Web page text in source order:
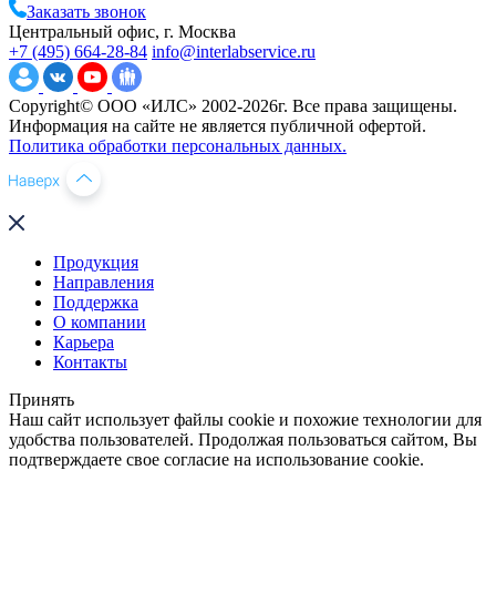
Заказать звонок
Центральный офис, г. Москва
+7 (495) 664-28-84 info@interlabservice.ru
Copyright© ООО «ИЛС» 2002-2026г. Все права защищены.
Информация на сайте не является публичной офертой.
Политика обработки персональных данных.
Продукция
Направления
Поддержка
О компании
Карьера
Контакты
Принять
Наш сайт использует файлы cookie и похожие технологии для
удобства пользователей. Продолжая пользоваться сайтом, Вы
подтверждаете свое согласие на использование cookie.